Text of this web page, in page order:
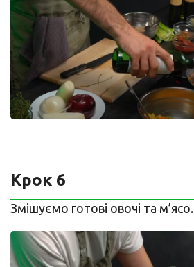
Крок 6
Змішуємо готові овочі та м’ясо.